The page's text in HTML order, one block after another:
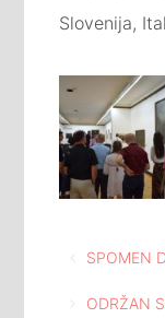
Slovenija,
članaka
ODRŽAN SOLISTIČKI